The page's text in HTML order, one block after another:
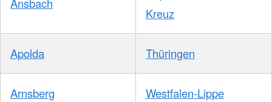
Ansbach
Kreuz
Apolda Thüringen
Arnsberg Westfalen-Lippe